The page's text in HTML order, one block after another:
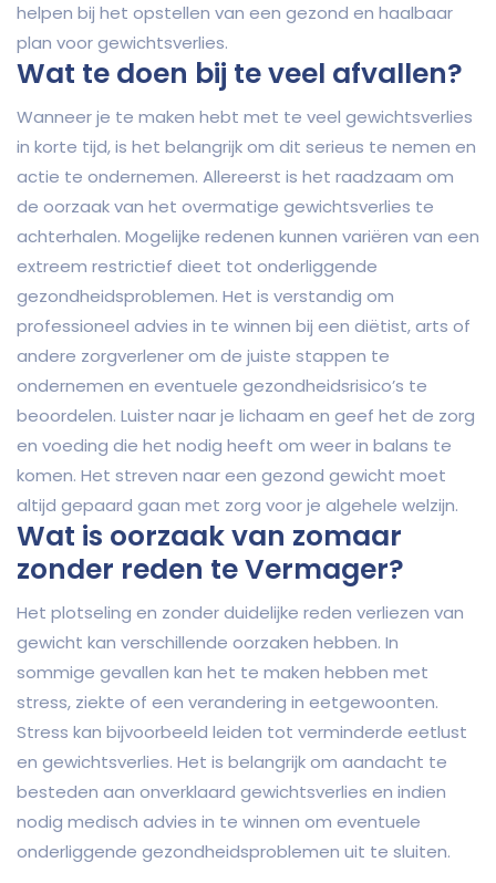
helpen bij het opstellen van een gezond en haalbaar
plan voor gewichtsverlies.
Wat te doen bij te veel afvallen?
Wanneer je te maken hebt met te veel gewichtsverlies
in korte tijd, is het belangrijk om dit serieus te nemen en
actie te ondernemen. Allereerst is het raadzaam om
de oorzaak van het overmatige gewichtsverlies te
achterhalen. Mogelijke redenen kunnen variëren van een
extreem restrictief dieet tot onderliggende
gezondheidsproblemen. Het is verstandig om
professioneel advies in te winnen bij een diëtist, arts of
andere zorgverlener om de juiste stappen te
ondernemen en eventuele gezondheidsrisico’s te
beoordelen. Luister naar je lichaam en geef het de zorg
en voeding die het nodig heeft om weer in balans te
komen. Het streven naar een gezond gewicht moet
altijd gepaard gaan met zorg voor je algehele welzijn.
Wat is oorzaak van zomaar
zonder reden te Vermager?
Het plotseling en zonder duidelijke reden verliezen van
gewicht kan verschillende oorzaken hebben. In
sommige gevallen kan het te maken hebben met
stress, ziekte of een verandering in eetgewoonten.
Stress kan bijvoorbeeld leiden tot verminderde eetlust
en gewichtsverlies. Het is belangrijk om aandacht te
besteden aan onverklaard gewichtsverlies en indien
nodig medisch advies in te winnen om eventuele
onderliggende gezondheidsproblemen uit te sluiten.